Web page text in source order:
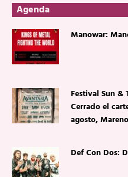
Agenda
Manowar:
Festival Sun &
Cerrado el
agosto,
Def Con Dos: